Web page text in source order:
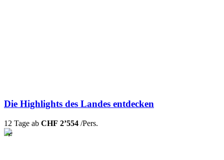
Die Highlights des Landes entdecken
12 Tage ab CHF 2’554 /Pers.